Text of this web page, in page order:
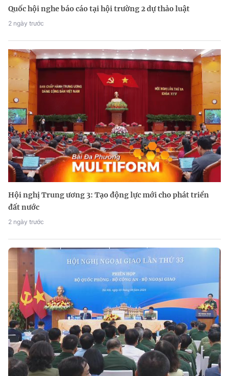
Quốc hội nghe báo cáo tại hội trường 2 dự thảo luật
2 ngày trước
Hội nghị Trung ương 3: Tạo động lực mới cho phát triển
đất nước
2 ngày trước